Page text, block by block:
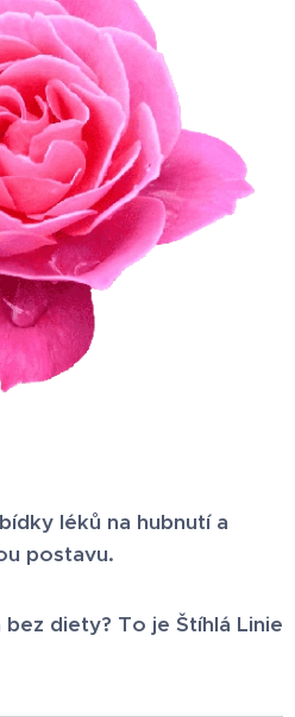
léků na hubnutí a
postavu.
diety? To je Štíhlá Linie